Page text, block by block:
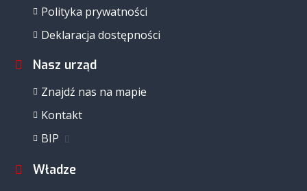
Polityka prywatności
Deklaracja dostępności
Nasz urząd
Znajdź nas na mapie
Kontakt
BIP
Władze